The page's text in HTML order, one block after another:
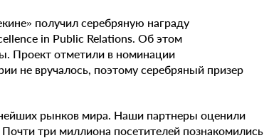
получил серебряную награду
in Public Relations. Об этом
Проект отметили в номинации
не вручалось, поэтому серебряный призер
рынков мира. Наши партнеры оценили
три миллиона посетителей познакомились